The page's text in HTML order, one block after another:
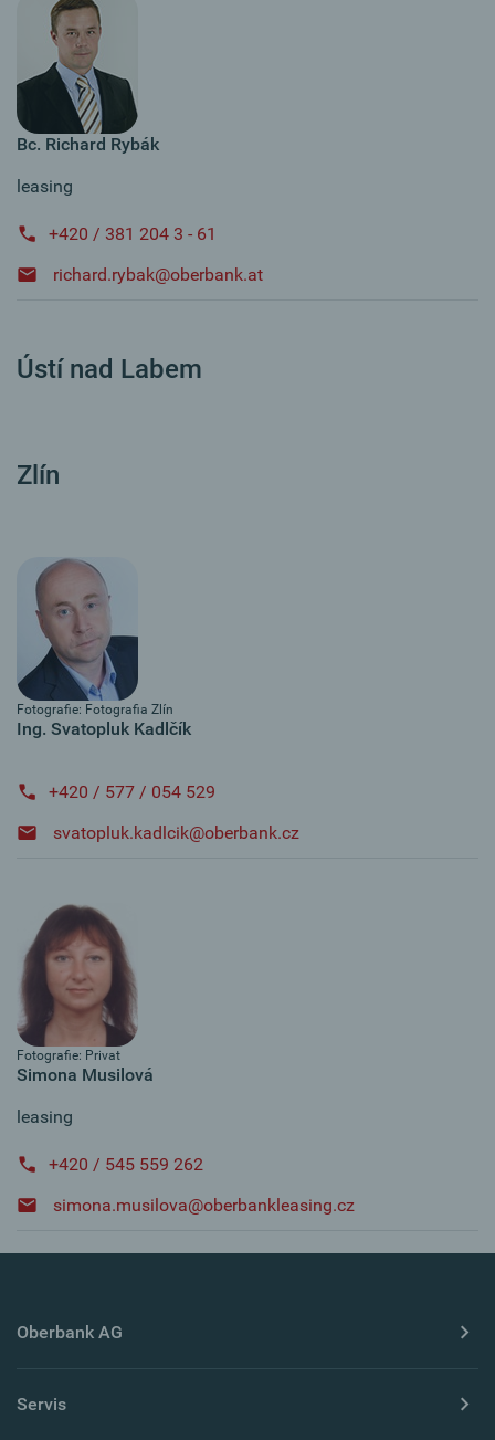
Bc. Richard Rybák
leasing
+420 / 381 204 3 - 61
richard.rybak@oberbank.at
Ústí nad Labem
Zlín
Fotografie: Fotografia Zlín
Ing. Svatopluk Kadlčík
+420 / 577 / 054 529
svatopluk.kadlcik@oberbank.cz
Fotografie: Privat
Simona Musilová
leasing
+420 / 545 559 262
simona.musilova@oberbankleasing.cz
Oberbank AG
Servis